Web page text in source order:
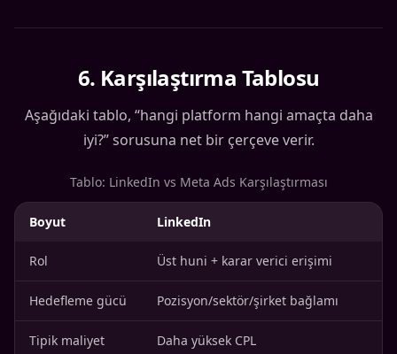
6. Karşılaştırma Tablosu
Aşağıdaki tablo, “hangi platform hangi amaçta daha
iyi?” sorusuna net bir çerçeve verir.
Tablo: LinkedIn vs Meta Ads Karşılaştırması
Boyut LinkedIn
Rol Üst huni + karar verici erişimi
Hedefleme gücü Pozisyon/sektör/şirket bağlamı
Tipik maliyet Daha yüksek CPL